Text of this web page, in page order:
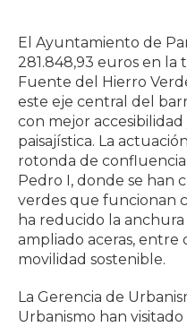
El Ayuntamiento de
281.848,93 euros en
Fuente del Hierro
este eje central del
con mejor
paisajística. La
rotonda de
Pedro I, donde se han
verdes que funcionan
ha reducido la
ampliado aceras, entre
movilidad sostenible.
La Gerencia de
Urbanismo han